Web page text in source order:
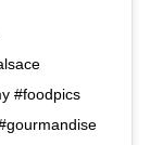
#foodpics